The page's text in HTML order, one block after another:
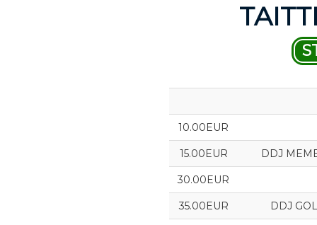
10.00EUR
DDJ
15.00EUR
30.00EUR
DDJ
35.00EUR